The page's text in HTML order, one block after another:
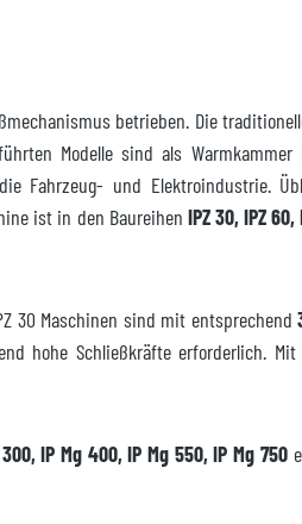
betrieben. Die
Modelle sind als Warmkammer
Fahrzeug- und Elektroindustrie.
ist in den Baureihen IPZ 30, IPZ
30 Maschinen sind mit entsprechend
hohe Schließkräfte erforderlich.
IP Mg 400, IP Mg 550, IP Mg 750